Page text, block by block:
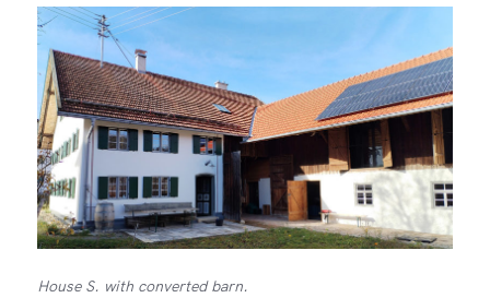
House S. with converted barn.